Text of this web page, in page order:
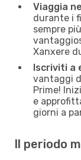
Viaggia
durante i
sempre
Xanxere
Iscriviti a
vantaggi
Prime!
e
giorni a
Il periodo